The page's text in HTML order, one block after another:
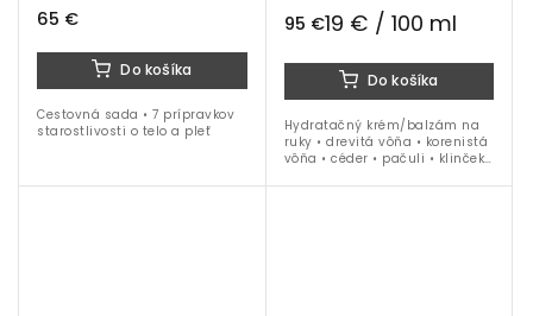
65 €
Do košíka
Cestovná sada • 7 prípravkov
starostlivosti o telo a pleť
95 €19 € / 100 ml
Do košíka
Hydratačný krém/balzám na
ruky • drevitá vôňa • korenistá
vôňa • céder • pačuli • klinček •